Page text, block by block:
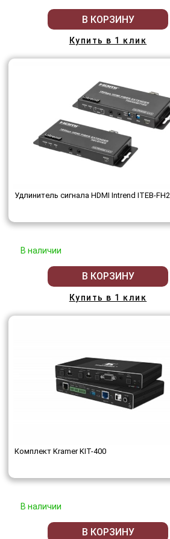
В КОРЗИНУ
Купить в 1 клик
Удлинитель сигнала HDMI Intrend ITEB-FH2
В наличии
В КОРЗИНУ
Купить в 1 клик
Комплект Kramer KIT-400
В наличии
В КОРЗИНУ